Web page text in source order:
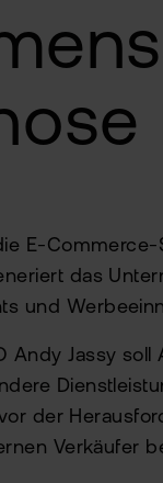
E-
das
und
Andy Jassy
der
Verkäufer